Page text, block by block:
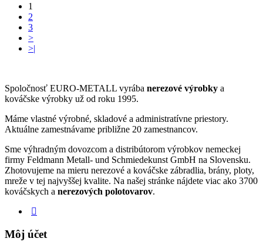
1
2
3
>
>|
Spoločnosť EURO-METALL vyrába nerezové výrobky a
kováčske výrobky už od roku 1995.
Máme vlastné výrobné, skladové a administratívne priestory.
Aktuálne zamestnávame približne 20 zamestnancov.
Sme výhradným dovozcom a distribútorom výrobkov nemeckej
firmy Feldmann Metall- und Schmiedekunst GmbH na Slovensku.
Zhotovujeme na mieru nerezové a kováčske zábradlia, brány, ploty,
mreže v tej najvyššej kvalite. Na našej stránke nájdete viac ako 3700
kováčskych a nerezových polotovarov.
Môj účet